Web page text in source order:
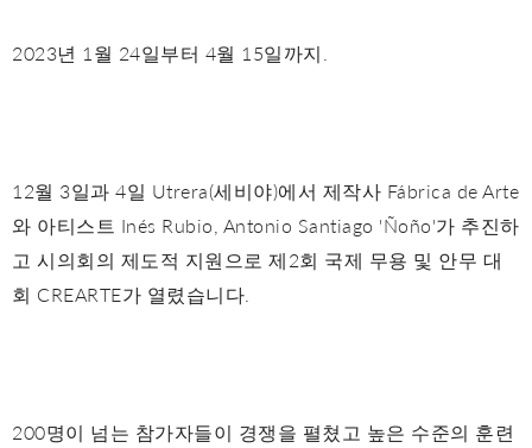
2023년 1월 24일부터 4월 15일까지.
12월 3일과 4일 Utrera(세비야)에서 제작사 Fábrica de Arte
와 아티스트 Inés Rubio, Antonio Santiago 'Ñoño'가 추진하
고 시의회의 제도적 지원으로 제2회 국제 무용 및 안무 대
회 CREARTE가 열렸습니다.
200명이 넘는 참가자들이 경쟁을 펼쳤고 높은 수준의 훈련